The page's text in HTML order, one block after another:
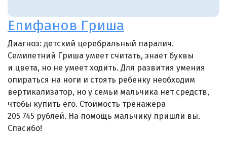
Епифанов Гриша
Диагноз: детский церебральный паралич.
Семилетний Гриша умеет считать, знает буквы
и цвета, но не умеет ходить. Для развития умения
опираться на ноги и стоять ребенку необходим
вертикализатор, но у семьи мальчика нет средств,
чтобы купить его. Стоимость тренажера
205 745 рублей. На помощь мальчику пришли вы.
Спасибо!